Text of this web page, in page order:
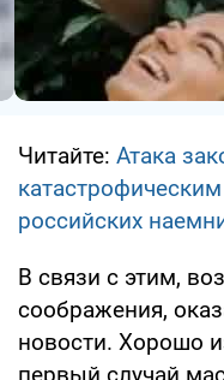
Читайте: Атака
российских
В связи с этим,
соображения,
новости. Хорошо
первый случай